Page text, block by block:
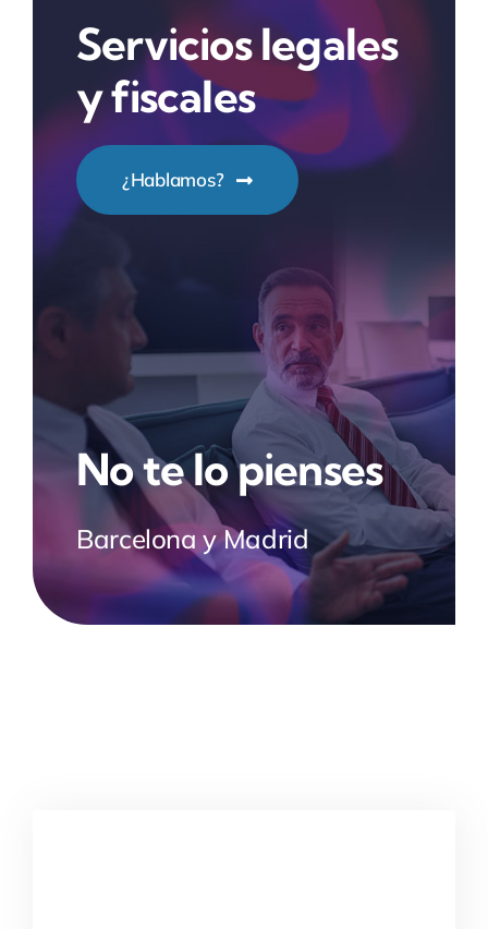
Servicios legales
y fiscales
¿Hablamos?
No te lo pienses
Barcelona y Madrid